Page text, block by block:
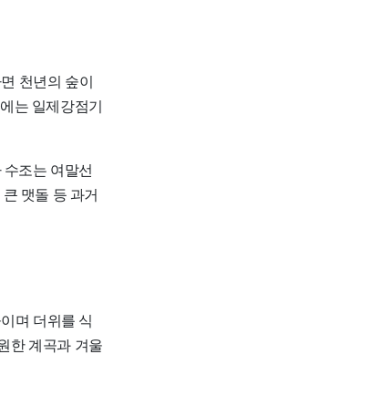
천년의 숲이
는 일제강점기
조는 여말선
맷돌 등 과거
며 더위를 식
한 계곡과 겨울